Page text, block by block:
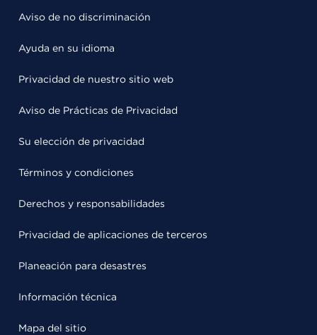
Aviso de no discriminación
Ayuda en su idioma
Privacidad de nuestro sitio web
Aviso de Prácticas de Privacidad
Su elección de privacidad
Términos y condiciones
Derechos y responsabilidades
Privacidad de aplicaciones de terceros
Planeación para desastres
Información técnica
Mapa del sitio